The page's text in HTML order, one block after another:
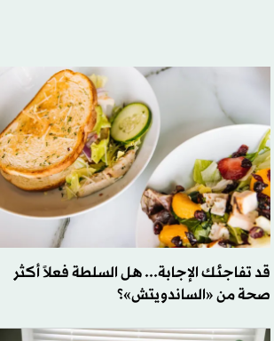
قد تفاجئك الإجابة... هل السلطة فعلاً أكثر
صحة من «الساندويتش»؟